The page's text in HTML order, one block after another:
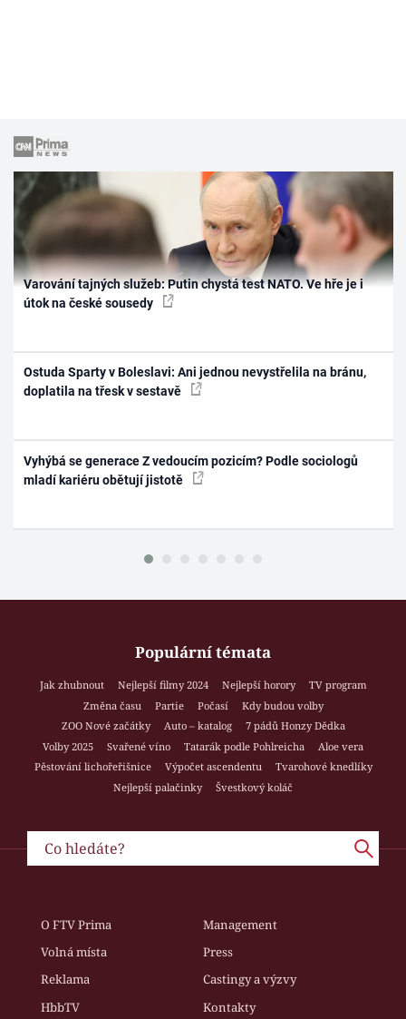
Varování tajných služeb: Putin chystá test NATO. Ve hře je i
útok na české sousedy
Ostuda Sparty v Boleslavi: Ani jednou nevystřelila na bránu,
doplatila na třesk v sestavě
Vyhýbá se generace Z vedoucím pozicím? Podle sociologů
mladí kariéru obětují jistotě
Populární témata
Jak zhubnout Nejlepší filmy 2024 Nejlepší horory
TV program
Změna času
Partie Počasí
Kdy budou volby
ZOO Nové začátky
Auto – katalog
7 pádů Honzy Dědka
Volby 2025
Svařené víno Tatarák podle Pohlreicha
Aloe vera
Pěstování lichořeřišnice
Výpočet ascendentu
Tvarohové knedlíky
Nejlepší palačinky
Švestkový koláč
O FTV Prima
Management
Volná místa
Press
Reklama
Castingy a výzvy
HbbTV
Kontakty